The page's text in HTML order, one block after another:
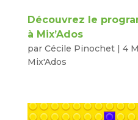
Découvrez le
à Mix’Ados
par Cécile Pinochet| 4
Mix'Ados